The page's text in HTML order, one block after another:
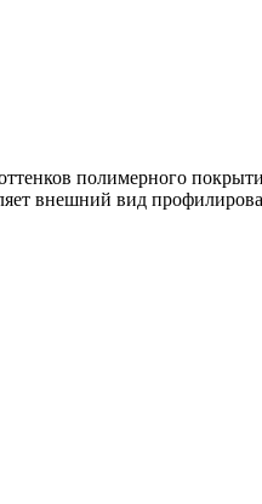
полимерного
внешний вид